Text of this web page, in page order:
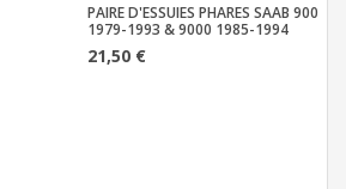
PAIRE D'ESSUIES PHARES SAAB 900
1979-1993 & 9000 1985-1994
21,50 €